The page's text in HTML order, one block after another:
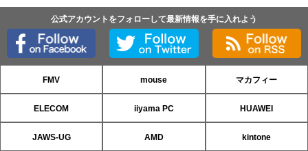
公式アカウントをフォローして最新情報を手に入れよう
FMV mouse マカフィー
ELECOM iiyama PC HUAWEI
JAWS-UG AMD kintone